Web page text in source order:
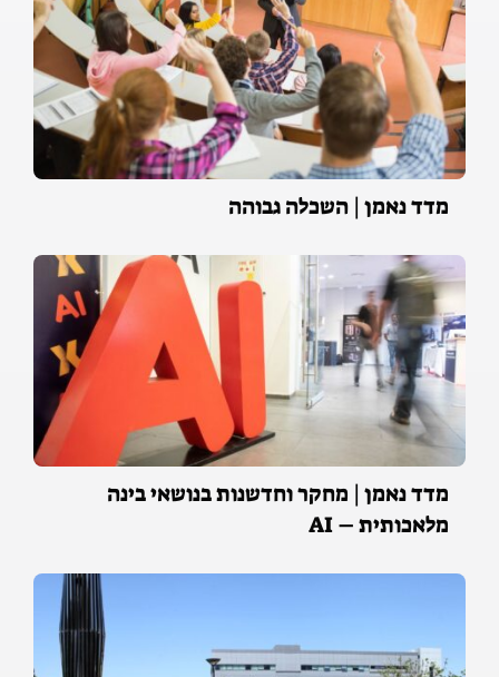
מדד נאמן | השכלה גבוהה
מדד נאמן | מחקר וחדשנות בנושאי בינה
מלאכותית – AI